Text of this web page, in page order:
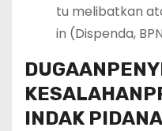
tu melibatkan
in (Dispenda,
DUGAAN
KESALAHAN
INDAK